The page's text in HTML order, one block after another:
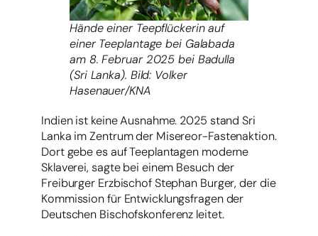
Hände einer Teepflückerin auf
einer Teeplantage bei Galabada
am 8. Februar 2025 bei Badulla
(Sri Lanka). Bild: Volker
Hasenauer/KNA
Indien ist keine Ausnahme. 2025 stand Sri
Lanka im Zentrum der Misereor-Fastenaktion.
Dort gebe es auf Teeplantagen moderne
Sklaverei, sagte bei einem Besuch der
Freiburger Erzbischof Stephan Burger, der die
Kommission für Entwicklungsfragen der
Deutschen Bischofskonferenz leitet.